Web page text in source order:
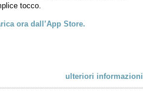
tocco.
ora dall’App Store.
ulteriori